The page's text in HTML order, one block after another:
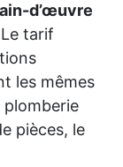
d’œuvre
tarif
les mêmes
pièces, le